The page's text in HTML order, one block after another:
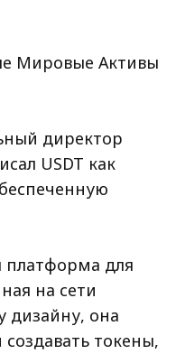
Мировые Активы
директор
USDT как
платформа для
на сети
дизайну, она
создавать токены,